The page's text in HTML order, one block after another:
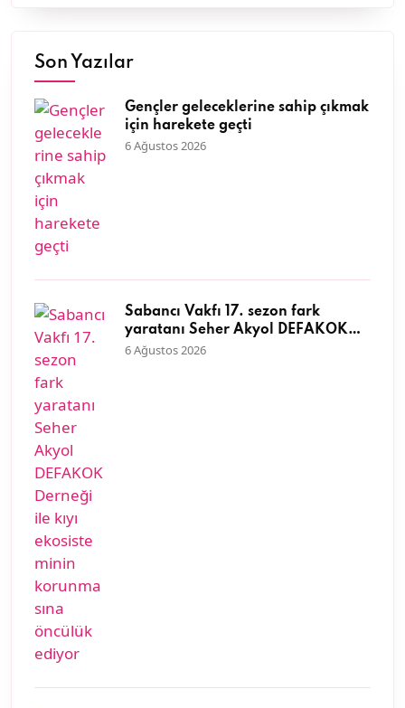
Son Yazılar
Gençler geleceklerine sahip çıkmak
için harekete geçti
6 Ağustos 2026
Sabancı Vakfı 17. sezon fark
yaratanı Seher Akyol DEFAKOK
Derneği ile kıyı ekosisteminin
6 Ağustos 2026